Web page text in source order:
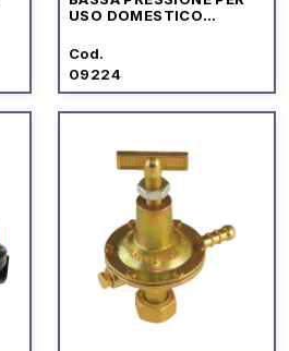
USO DOMESTICO
Cod.
09224